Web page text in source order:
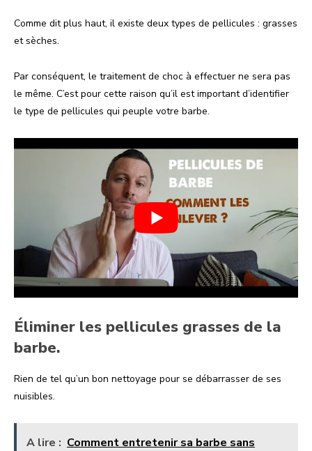
Comme dit plus haut, il existe deux types de pellicules : grasses
et sèches.
Par conséquent, le traitement de choc à effectuer ne sera pas
le même. C’est pour cette raison qu’il est important d’identifier
le type de pellicules qui peuple votre barbe.
Éliminer les pellicules grasses de la
barbe.
Rien de tel qu’un bon nettoyage pour se débarrasser de ses
nuisibles.
A lire : Comment entretenir sa barbe sans